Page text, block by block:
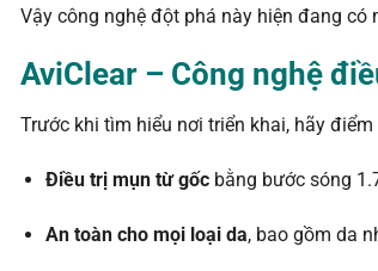
Vậy công nghệ đột phá này hiện đang có
AviClear – Công nghệ
Trước khi tìm hiểu nơi triển khai, hãy
Điều trị mụn từ gốcbằng bước sóng
An toàn cho mọi loại da, bao gồm da